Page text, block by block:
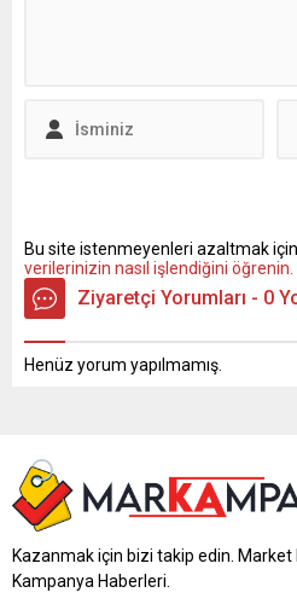
Bu site istenmeyenleri azaltmak için
verilerinizin nasıl işlendiğini öğrenin.
Ziyaretçi Yorumları - 0
Henüz yorum yapılmamış.
Kazanmak için bizi takip edin. Market
Kampanya Haberleri.